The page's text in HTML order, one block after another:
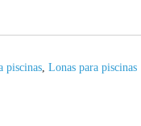
piscinas, Lonas para piscinas